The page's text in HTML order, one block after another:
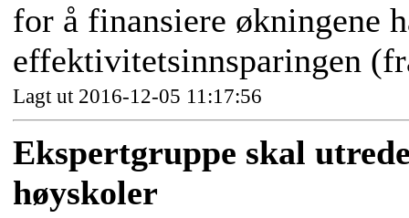
for å finansiere økningene
effektivitetsinnsparingen
Lagt ut 2016-12-05 11:17:56
Ekspertgruppe skal
høyskoler